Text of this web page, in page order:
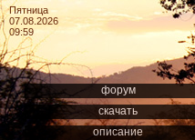
Пятница
07.08.2026
09:59
форум
скачать
описание